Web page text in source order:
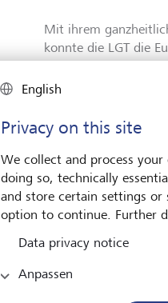
Mit ihrem
konnte die LGT die
zur besten
Zeit, in der viele
hebt sich die LGT
sondern sie fest in
Fürstenfamilie von
bekannt. Diesem
langfristigen
sagt Christopher
Finsterwald, Head
Angebot an
erweitern. Und
und Umwelt leisten
English
Privacy on this site
We collect and process
doing so, technically
and store certain settings or
option to continue. Further
Data privacy notice
Anpassen